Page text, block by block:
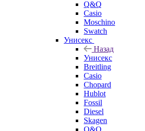
Q&Q
Casio
Moschino
Swatch
Унисекс
Назад
Унисекс
Breitling
Casio
Chopard
Hublot
Fossil
Diesel
Skagen
Q&Q